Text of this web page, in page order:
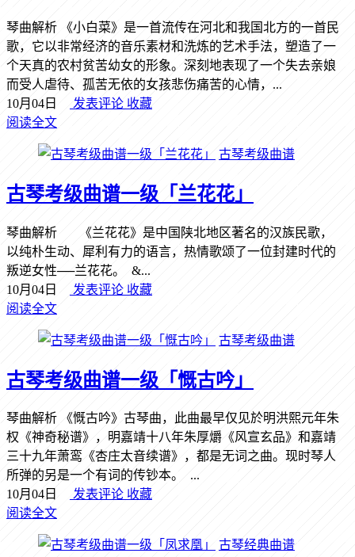
琴曲解析 《小白菜》是一首流传在河北和我国北方的一首民
歌，它以非常经济的音乐素材和洗炼的艺术手法，塑造了一
个天真的农村贫苦幼女的形象。深刻地表现了一个失去亲娘
而受人虐待、孤苦无依的女孩悲伤痛苦的心情，...
10月04日
发表评论 收藏
阅读全文
古琴考级曲谱
古琴考级曲谱一级「兰花花」
琴曲解析 《兰花花》是中国陕北地区著名的汉族民歌，
以纯朴生动、犀利有力的语言，热情歌颂了一位封建时代的
叛逆女性──兰花花。 &...
10月04日
发表评论 收藏
阅读全文
古琴考级曲谱
古琴考级曲谱一级「慨古吟」
琴曲解析 《慨古吟》古琴曲，此曲最早仅见於明洪熙元年朱
权《神奇秘谱》，明嘉靖十八年朱厚爝《风宣玄品》和嘉靖
三十九年萧鸾《杏庄太音续谱》，都是无词之曲。现时琴人
所弹的另是一个有词的传钞本。 ...
10月04日
发表评论 收藏
阅读全文
古琴经典曲谱